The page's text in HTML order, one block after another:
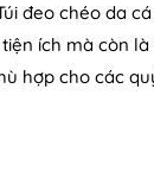
đeo chéo da
ích mà còn
hợp cho các